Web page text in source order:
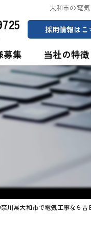
大和市の電
採用情報はこ
募集 当社の特徴
計装配線
制御盤接続
光ケーブル
川県大和市で電気工事なら吉